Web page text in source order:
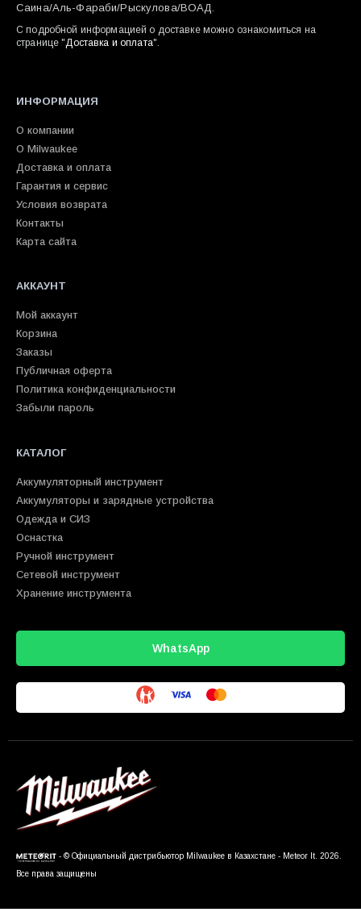
Саина/Аль-Фараби/Рыскулова/ВОАД.
С подробной информацией о доставке можно ознакомиться на
странице " Доставка и оплата".
ИНФОРМАЦИЯ
О компании
О Milwaukee
Доставка и оплата
Гарантия и сервис
Условия возврата
Контакты
Карта сайта
АККАУНТ
Мой аккаунт
Корзина
Заказы
Публичная оферта
Политика конфиденциальности
Забыли пароль
КАТАЛОГ
Аккумуляторный инструмент
Аккумуляторы и зарядные устройства
Одежда и СИЗ
Оснастка
Ручной инструмент
Сетевой инструмент
Хранение инструмента
WhatsApp
- © Официальный дистрибьютор Milwaukee в Казахстане - Meteor It. 2026.
Все права защищены